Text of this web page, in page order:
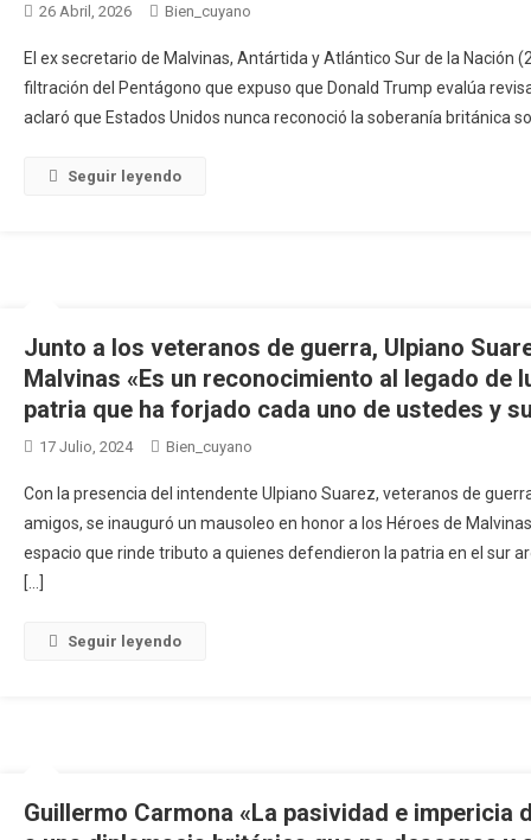
26 Abril, 2026 Bien_cuyano
El ex secretario de Malvinas, Antártida y Atlántico Sur de la Nación
filtración del Pentágono que expuso que Donald Trump evalúa
aclaró que Estados Unidos nunca reconoció la soberanía británica
Seguir leyendo
Junto a los veteranos de guerra, Ulpiano
Malvinas «Es un reconocimiento al legado de
patria que ha forjado cada uno de ustedes y
17 Julio, 2024 Bien_cuyano
Con la presencia del intendente Ulpiano Suarez, veteranos de
amigos, se inauguró un mausoleo en honor a los Héroes de
espacio que rinde tributo a quienes defendieron la patria en el sur
[…]
Seguir leyendo
Guillermo Carmona «La pasividad e